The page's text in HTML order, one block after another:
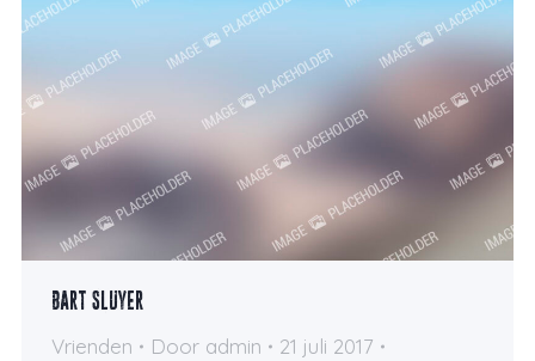
Bart Sluyer
Vrienden Door admin
21 juli 2017